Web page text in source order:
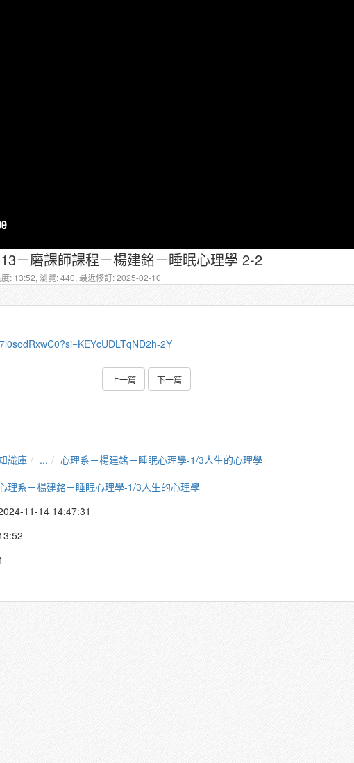
－磨課師課程－楊建銘－睡眠心理學 2-2
: 13:52, 瀏覽: 440, 最近修訂: 2025-02-10
2Y
上一篇 下一篇
識庫 ...
心理系－楊建銘－睡眠心理學-1/3人生的心理學
理系－楊建銘－睡眠心理學-1/3人生的心理學
11-14 14:47:31